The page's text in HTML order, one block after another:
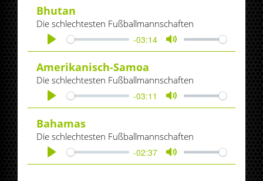
Bhutan
Die schlechtesten Fußballmannschaften
Play
-03:14
Mute
Amerikanisch-Samoa
Die schlechtesten Fußballmannschaften
Play
-03:11
Mute
Bahamas
Die schlechtesten Fußballmannschaften
Play
-02:37
Mute